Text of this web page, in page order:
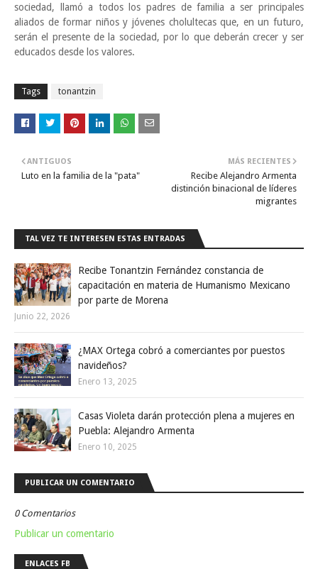
sociedad, llamó a todos los padres de familia a ser principales
aliados de formar niños y jóvenes cholultecas que, en un futuro,
serán el presente de la sociedad, por lo que deberán crecer y ser
educados desde los valores.
Tags tonantzin
MÁS RECIENTES
Recibe Alejandro Armenta
distinción binacional de líderes
migrantes
ANTIGUOS
Luto en la familia de la "pata"
TAL VEZ TE INTERESEN ESTAS ENTRADAS
Recibe Tonantzin Fernández constancia de
capacitación en materia de Humanismo Mexicano
por parte de Morena
Junio 22, 2026
¿MAX Ortega cobró a comerciantes por puestos
navideños?
Enero 13, 2025
Casas Violeta darán protección plena a mujeres en
Puebla: Alejandro Armenta
Enero 10, 2025
PUBLICAR UN COMENTARIO
0 Comentarios
Publicar un comentario
ENLACES FB